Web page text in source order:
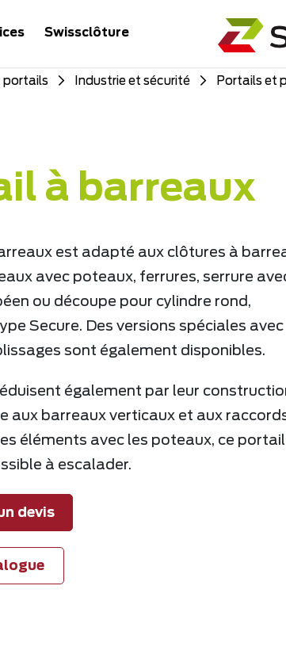
Swissclôture
portails Industrie et sécurité Portails et
à barreaux
est adapté aux clôtures à
avec poteaux, ferrures, serrure
ou découpe pour cylindre rond,
Secure. Des versions spéciales avec
sont également disponibles.
également par leur
aux barreaux verticaux et aux
éléments avec les poteaux, ce
à escalader.
devis